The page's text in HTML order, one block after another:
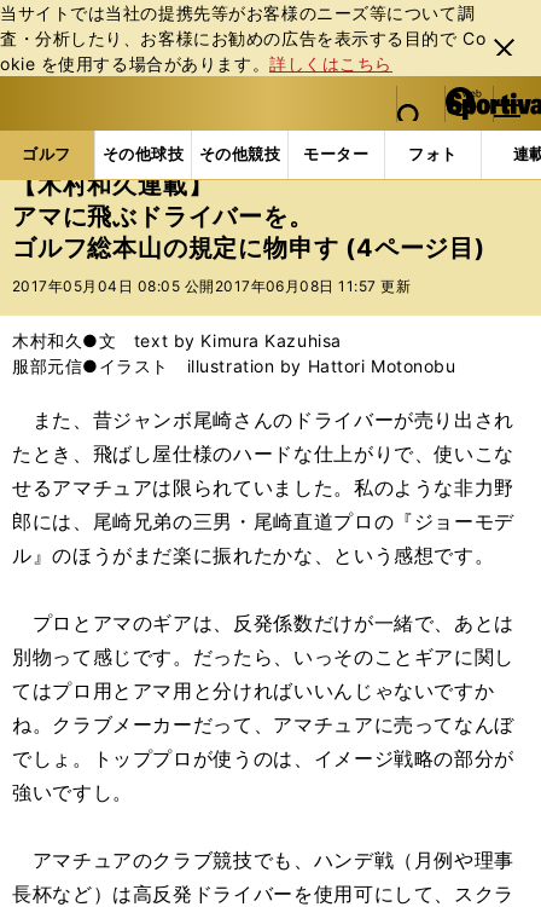
当サイトでは当社の提携先等がお客様のニーズ等について調
査・分析したり、お客様にお勧めの広告を表⽰する⽬的で Co
okie を使⽤する場合があります。詳しくはこちら
閉じ
る
web Sportiva (webスポルティーバ)
検索
マイペ
ー
ジ
メニュ
ゴルフ その他球技 その他競技 モーター フォト 連
ス
ポ
ル
テ
ー
バ
ゴルフの記事一覧 ゴルフ その他 【木村和久連
【木村和久連載】
アマに飛ぶドライバーを。
ゴルフ総本山の規定に物申す (4ページ目)
2017年05月04日 08:05 公開 2017年06月08日 11:57 更新
木村和久●文 text by Kimura Kazuhisa
服部元信●イラスト illustration by Hattori Motonobu
また、昔ジャンボ尾崎さんのドライバーが売り出され
たとき、飛ばし屋仕様のハードな仕上がりで、使いこな
せるアマチュアは限られていました。私のような非力野
郎には、尾崎兄弟の三男・尾崎直道プロの『ジョーモデ
ル』のほうがまだ楽に振れたかな、という感想です。
プロとアマのギアは、反発係数だけが一緒で、あとは
別物って感じです。だったら、いっそのことギアに関し
てはプロ用とアマ用と分ければいいんじゃないですか
ね。クラブメーカーだって、アマチュアに売ってなんぼ
でしょ。トッププロが使うのは、イメージ戦略の部分が
強いですし。
アマチュアのクラブ競技でも、ハンデ戦（月例や理事
長杯など）は高反発ドライバーを使用可にして、スクラ